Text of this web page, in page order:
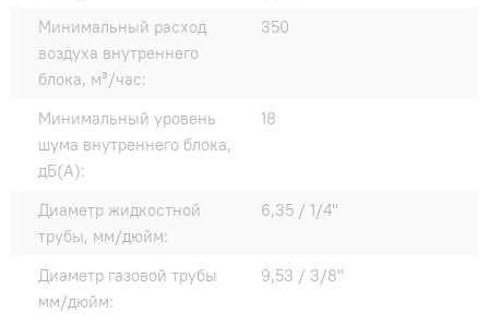
Минимальный расход
воздуха внутреннего
блока, м³/час:
350
Минимальный уровень
шума внутреннего блока,
дБ(А):
18
Диаметр жидкостной
трубы, мм/дюйм:
6,35 / 1/4"
Диаметр газовой трубы
мм/дюйм:
9,53 / 3/8"